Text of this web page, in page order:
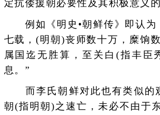
定抗倭援朝必要性及其积极意义的
例如《明史•朝鲜传》即认为
七载，(明朝)丧师数十万，糜饷
属国迄无胜算，至关白(指丰臣
息。”
而李氏朝鲜对此也有类似的
朝(指明朝)之速亡，未必不由于